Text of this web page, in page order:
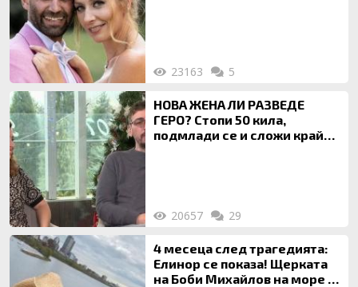
23163 5
НОВА ЖЕНА ЛИ РАЗВЕДЕ
ГЕРО? Стопи 50 кила,
подмлади се и сложи край
20657 29
4 месеца след трагедията:
Елинор се показа! Щерката
на Боби Михайлов на море с